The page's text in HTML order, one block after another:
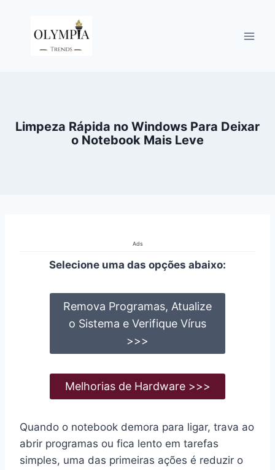
Limpeza Rápida no Windows Para Deixar
o Notebook Mais Leve
Ads
Selecione uma das opções abaixo:
Remova Programas, Atualize
o Sistema e Verifique Vírus
>>>
Melhorias de Hardware >>>
Quando o notebook demora para ligar, trava ao
abrir programas ou fica lento em tarefas
simples, uma das primeiras ações é reduzir o